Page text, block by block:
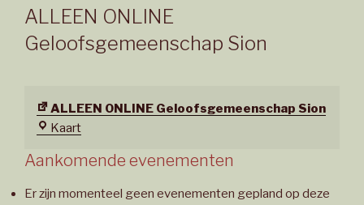
ALLEEN ONLINE
Geloofsgemeenschap Sion
ALLEEN ONLINE Geloofsgemeenschap Sion
KaartALLEEN
Geloofsgemeenschap
Aankomende evenementen
Er zijn momenteel geen evenementen gepland op deze